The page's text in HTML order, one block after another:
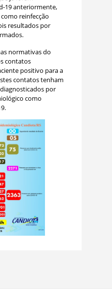
19 anteriormente,
reinfecção
resultados por
normativas do
contatos
positivo para a
contatos tenham
por
como